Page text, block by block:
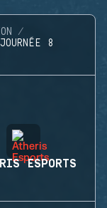
8
ESPORTS